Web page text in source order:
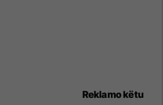
Reklamo këtu